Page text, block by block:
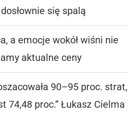
się spalą
a emocje wokół wiśni nie
aktualne ceny
90–95 proc. strat,
74,48 proc.” Łukasz Cielma